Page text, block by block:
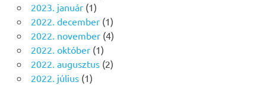
2023. január(1)
2022. december(1)
2022. november(4)
2022. október(1)
2022. augusztus(2)
2022. július(1)